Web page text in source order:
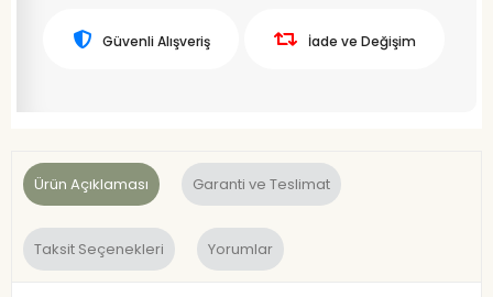
Güvenli Alışveriş İade ve Değişim
Ürün Açıklaması Garanti ve Teslimat
Taksit Seçenekleri Yorumlar